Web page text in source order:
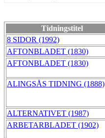
Tidningstitel
8 SIDOR (1992)
AFTONBLADET (1830)
AFTONBLADET (1830)
ALINGSÅS TIDNING (1888)
ALTERNATIVET (1987)
ARBETARBLADET (1902)